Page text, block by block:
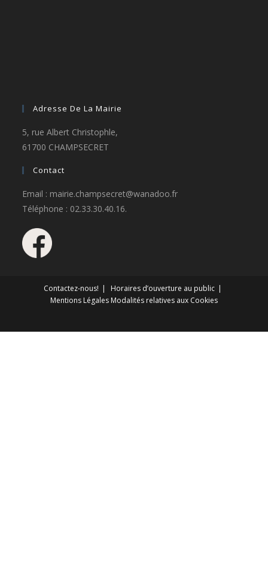
Adresse De La Mairie
5, rue Albert Christophle,
61700 CHAMPSECRET
Contact
Email : mairie.champsecret@wanadoo.fr
Téléphone : 02.33.30.40.16.
Contactez-nous!
Horaires d’ouverture au public
Mentions Légales Modalités relatives aux Cookies